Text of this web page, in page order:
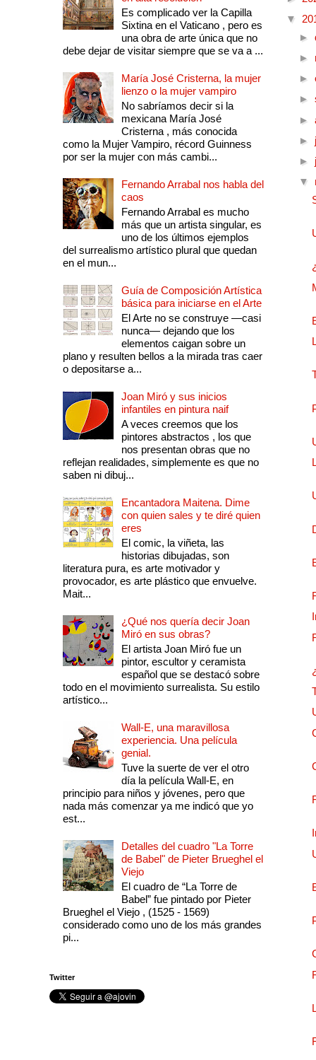
Es complicado ver la Capilla
Sixtina en el Vaticano , pero es
una obra de arte única que no
debe dejar de visitar siempre que se va a ...
María José Cristerna, la mujer
lienzo o la mujer vampiro
No sabríamos decir si la
mexicana María José
Cristerna , más conocida
como la Mujer Vampiro, récord Guinness
por ser la mujer con más cambi...
Fernando Arrabal nos habla del
caos
Fernando Arrabal es mucho
más que un artista singular, es
uno de los últimos ejemplos
del surrealismo artístico plural que quedan
en el mun...
Guía de Composición Artística
básica para iniciarse en el Arte
El Arte no se construye —casi
nunca— dejando que los
elementos caigan sobre un
plano y resulten bellos a la mirada tras caer
o depositarse a...
Joan Miró y sus inicios
infantiles en pintura naif
A veces creemos que los
pintores abstractos , los que
nos presentan obras que no
reflejan realidades, simplemente es que no
saben ni dibuj...
Encantadora Maitena. Dime
con quien sales y te diré quien
eres
El comic, la viñeta, las
historias dibujadas, son
literatura pura, es arte motivador y
provocador, es arte plástico que envuelve.
Mait...
¿Qué nos quería decir Joan
Miró en sus obras?
El artista Joan Miró fue un
pintor, escultor y ceramista
español que se destacó sobre
todo en el movimiento surrealista. Su estilo
artístico...
Wall-E, una maravillosa
experiencia. Una película
genial.
Tuve la suerte de ver el otro
día la película Wall-E, en
principio para niños y jóvenes, pero que
nada más comenzar ya me indicó que yo
est...
Detalles del cuadro "La Torre
de Babel" de Pieter Brueghel el
Viejo
El cuadro de “La Torre de
Babel” fue pintado por Pieter
Brueghel el Viejo , (1525 - 1569)
considerado como uno de los más grandes
pi...
Twitter
▼
►
►
►
►
►
►
►
▼